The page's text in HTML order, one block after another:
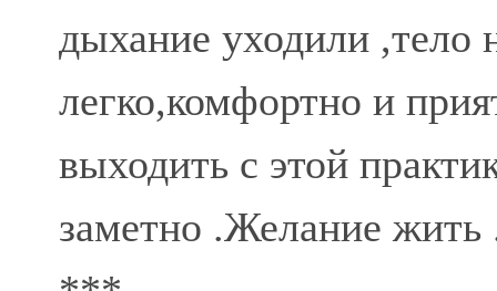
дыхание уходили ,тело
легко,комфортно и
выходить с этой
заметно .Желание жить